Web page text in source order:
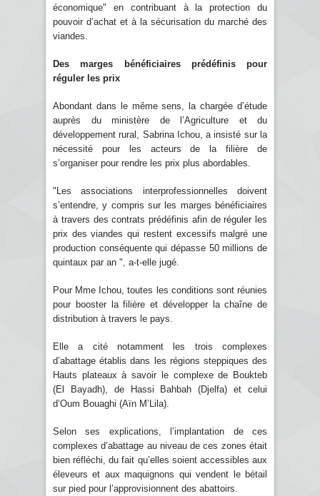
économique" en contribuant à la protection du
pouvoir d’achat et à la sécurisation du marché des
viandes.
Des marges bénéficiaires prédéfinis pour
réguler les prix
Abondant dans le même sens, la chargée d’étude
auprès du ministère de l’Agriculture et du
développement rural, Sabrina Ichou, a insisté sur la
nécessité pour les acteurs de la filière de
s’organiser pour rendre les prix plus abordables.
"Les associations interprofessionnelles doivent
s’entendre, y compris sur les marges bénéficiaires
à travers des contrats prédéfinis afin de réguler les
prix des viandes qui restent excessifs malgré une
production conséquente qui dépasse 50 millions de
quintaux par an ", a-t-elle jugé.
Pour Mme Ichou, toutes les conditions sont réunies
pour booster la filière et développer la chaîne de
distribution à travers le pays.
Elle a cité notamment les trois complexes
d’abattage établis dans les régions steppiques des
Hauts plateaux à savoir le complexe de Boukteb
(El Bayadh), de Hassi Bahbah (Djelfa) et celui
d’Oum Bouaghi (Aïn M’Lila).
Selon ses explications, l’implantation de ces
complexes d’abattage au niveau de ces zones était
bien réfléchi, du fait qu’elles soient accessibles aux
éleveurs et aux maquignons qui vendent le bétail
sur pied pour l’approvisionnent des abattoirs.